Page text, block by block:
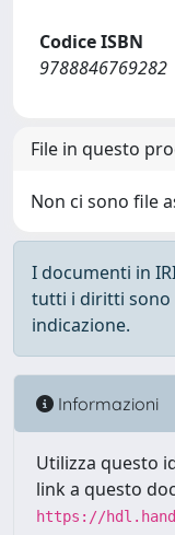
Codice ISBN
9788846769282
File in questo
Non ci sono file
I documenti in
tutti i diritti sono
indicazione.
Informazioni
Utilizza questo
link a questo
https://